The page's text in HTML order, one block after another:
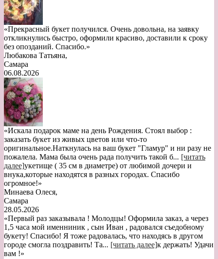
«Прекрасный букет получился. Очень довольна, на заявку
откликнулись быстро, оформили красиво, доставили к сроку
без опозданий. Спасибо.»
Любакова Татьяна,
Самара
06.08.2026
«Искала подарок маме на день Рождения. Стоял выбор :
заказать букет из живых цветов или что-то
оригинальное.Наткнулась на ваш букет "Гламур" и ни разу не
пожалела. Мама была очень рада получить такой б... [читать
далее]укетище ( 35 см в диаметре) от любимой дочери и
внука,которые находятся в разных городах. Спасибо
огромное!»
Минаева Олеся,
Самара
28.05.2026
«Первый раз заказывала ! Молодцы! Оформила заказ, а через
1,5 часа мой именниник , сын Иван , радовался съедобному
букету! Спасибо! Я тоже радовалась, что находясь в другом
городе смогла поздравить! Та... [читать далее]к держать! Удачи
вам !»